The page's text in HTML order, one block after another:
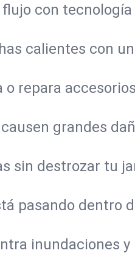
con
calientes con
o repara
grandes
sin destrozar tu
pasando dentro
inundaciones